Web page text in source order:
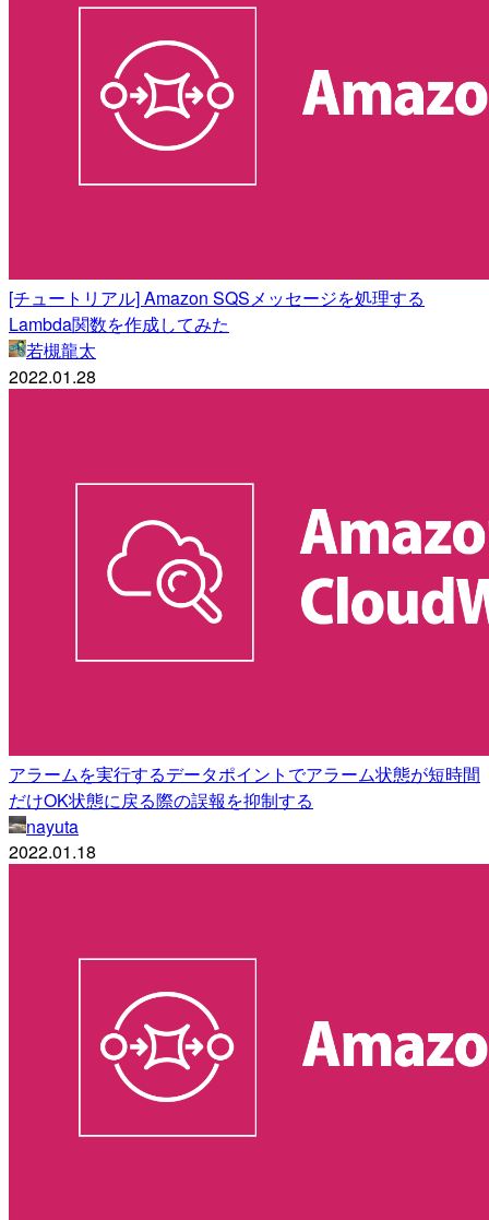
[チュートリアル] Amazon SQSメッセージを処理する
Lambda関数を作成してみた
若槻龍太
2022.01.28
アラームを実行するデータポイントでアラーム状態が短時間
だけOK状態に戻る際の誤報を抑制する
nayuta
2022.01.18